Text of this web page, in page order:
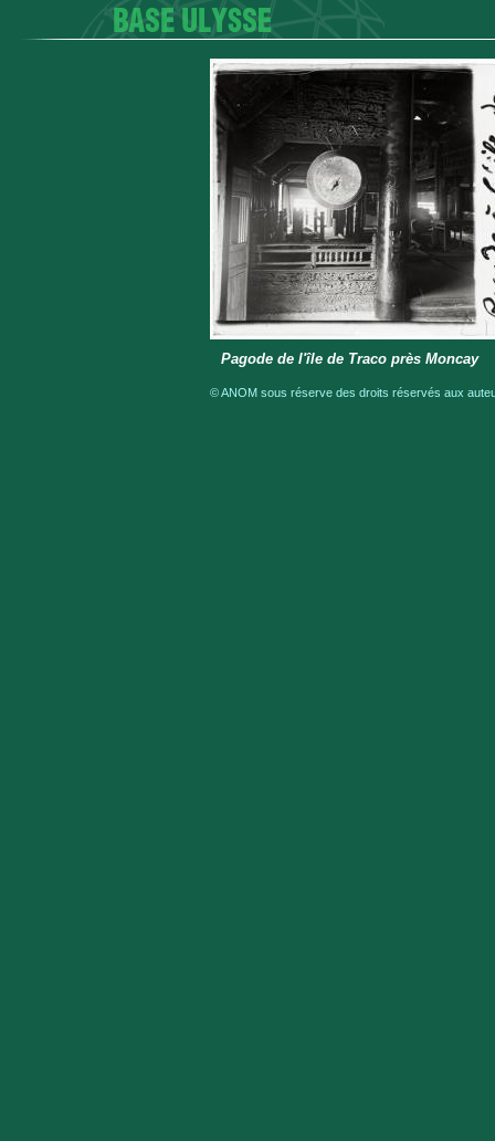
Pagode de l'île de Traco près Moncay
© ANOM sous réserve des droits réservés aux